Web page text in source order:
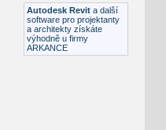
Autodesk Revit a další
software pro projektanty
a architekty získáte
výhodně u firmy
ARKANCE